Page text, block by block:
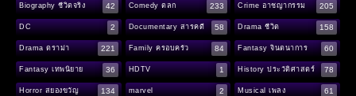
Biography ชีวิตจริง 42 Comedy ตลก 233 Crime อาชญากรรม 205
DC 2 Documentary สารคดี 58 Drama ชีวิต 158
Drama ดราม่า 221 Family ครอบครัว 84 Fantasy จินตนาการ 60
Fantasy เทพนิยาย 36 HDTV 1 History ประวัติศาสตร์ 78
Horror สยองขวัญ 134 marvel 2 Musical เพลง 61